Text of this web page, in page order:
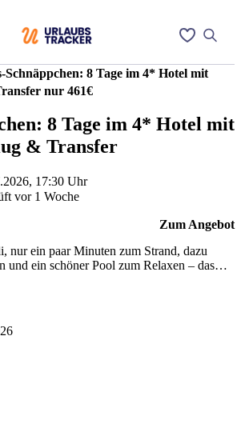
Schnäppchen: 8 Tage im 4* Hotel mit
nur 461€
8 Tage im 4* Hotel mit
& Transfer
nur ein paar Minuten zum Strand, dazu
ein schöner Pool zum Relaxen – das
mit entspanntem Inselfeeling. Inklusive
Transfer ist das Preis-Leistungs-Verhältnis
Hauptreisezeit.
17:30 Uhr
vor 1 Woche
Zum Angebot